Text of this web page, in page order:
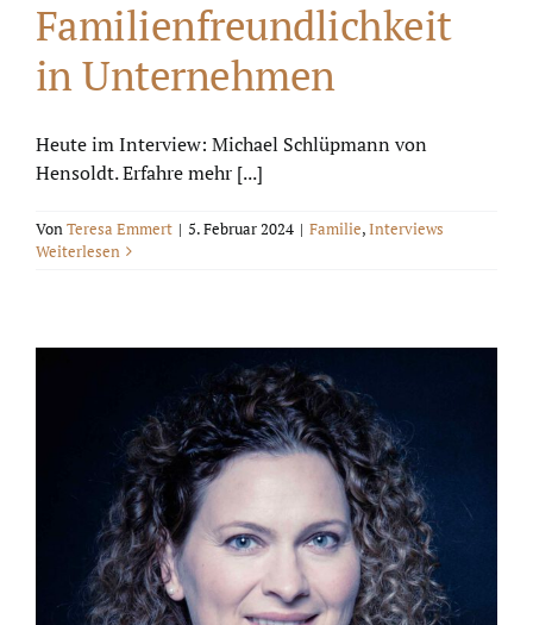
Familienfreundlichkeit
in Unternehmen
Heute im Interview: Michael Schlüpmann von
Hensoldt. Erfahre mehr [...]
VonTeresa Emmert | 5. Februar 2024 | Familie,Interviews
Weiterlesen